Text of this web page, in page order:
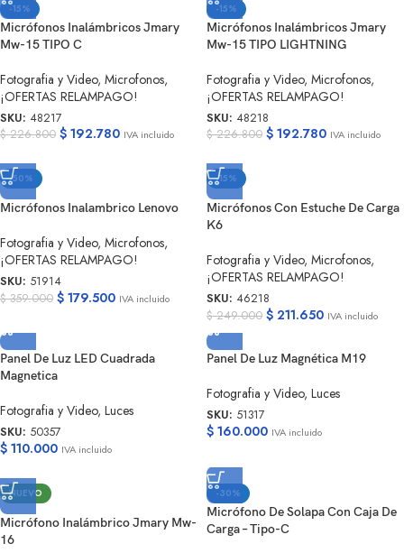
-15%
Micrófonos Inalámbricos Jmary
Mw-15 TIPO C
Fotografia y Video, Microfonos,
¡OFERTAS RELAMPAGO!
SKU: 48217
$226.800 $ 192.780 IVA incluido
-15%
Micrófonos Inalámbricos Jmary
Mw-15 TIPO LIGHTNING
Fotografia y Video, Microfonos,
¡OFERTAS RELAMPAGO!
SKU: 48218
$226.800 $ 192.780 IVA incluido
-50%
Micrófonos Inalambrico Lenovo
Fotografia y Video, Microfonos,
¡OFERTAS RELAMPAGO!
SKU: 51914
$359.000 $ 179.500 IVA incluido
-15%
Micrófonos Con Estuche De Carga
K6
Fotografia y Video, Microfonos,
¡OFERTAS RELAMPAGO!
SKU: 46218
$249.000 $ 211.650 IVA incluido
Panel De Luz LED Cuadrada
Magnetica
Fotografia y Video, Luces
SKU: 50357
$ 110.000 IVA incluido
Panel De Luz Magnética M19
Fotografia y Video, Luces
SKU: 51317
$ 160.000 IVA incluido
NUEVO
Micrófono Inalámbrico Jmary Mw-
16
-30%
Micrófono De Solapa Con Caja De
Carga – Tipo-C